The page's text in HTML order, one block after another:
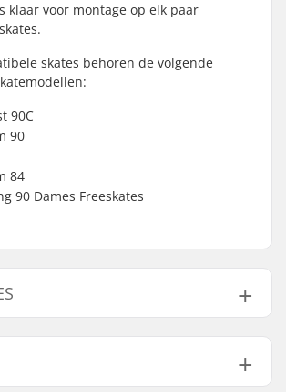
klaar voor montage op elk paar
skates behoren de volgende
90C
90
84
90 Dames Freeskates
Inclusief
bolt: